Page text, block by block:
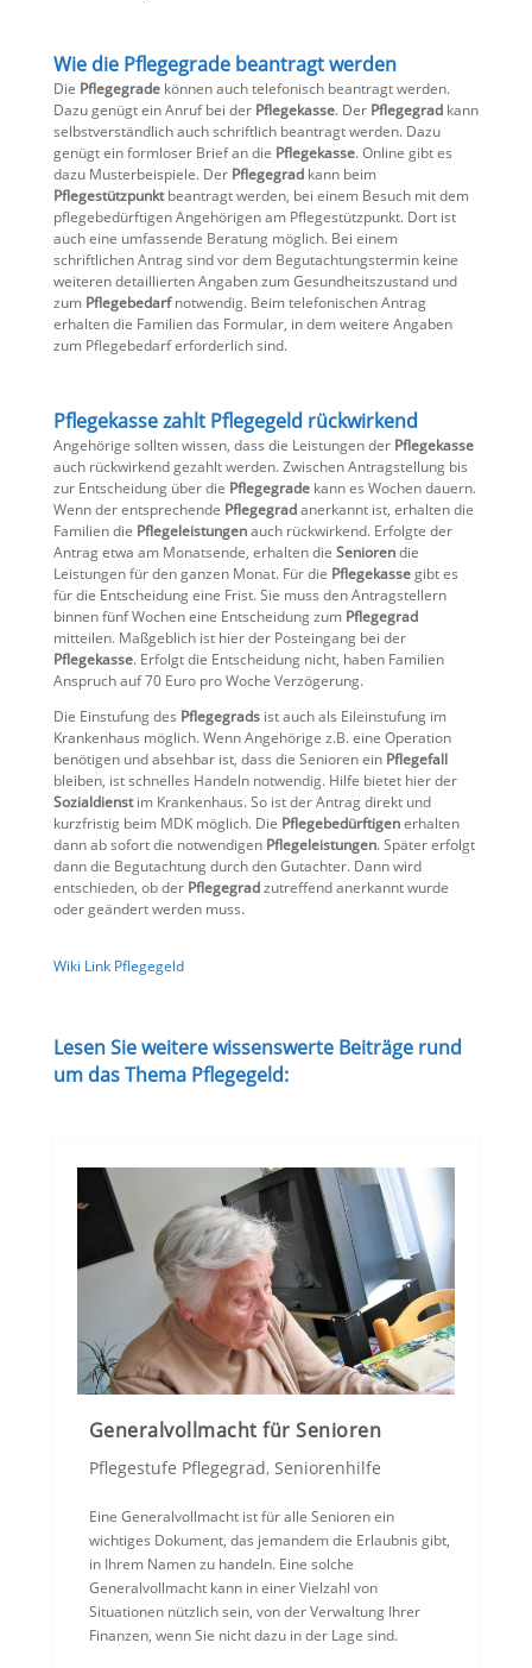
Wie die Pflegegrade beantragt werden
Die Pflegegradekönnen auch telefonisch beantragt werden.
Dazu genügt ein Anruf bei der Pflegekasse. Der Pflegegradkann
selbstverständlich auch schriftlich beantragt werden. Dazu
genügt ein formloser Brief an die Pflegekasse. Online gibt es
dazu Musterbeispiele. Der Pflegegradkann beim
Pflegestützpunktbeantragt werden, bei einem Besuch mit dem
pflegebedürftigen Angehörigen am Pflegestützpunkt. Dort ist
auch eine umfassende Beratung möglich. Bei einem
schriftlichen Antrag sind vor dem Begutachtungstermin keine
weiteren detaillierten Angaben zum Gesundheitszustand und
zum Pflegebedarfnotwendig. Beim telefonischen Antrag
erhalten die Familien das Formular, in dem weitere Angaben
zum Pflegebedarf erforderlich sind.
Pflegekasse zahlt Pflegegeld rückwirkend
Angehörige sollten wissen, dass die Leistungen der Pflegekasse
auch rückwirkend gezahlt werden. Zwischen Antragstellung bis
zur Entscheidung über die Pflegegradekann es Wochen dauern.
Wenn der entsprechende Pflegegradanerkannt ist, erhalten die
Familien die Pflegeleistungenauch rückwirkend. Erfolgte der
Antrag etwa am Monatsende, erhalten die Seniorendie
Leistungen für den ganzen Monat. Für die Pflegekassegibt es
für die Entscheidung eine Frist. Sie muss den Antragstellern
binnen fünf Wochen eine Entscheidung zum Pflegegrad
mitteilen. Maßgeblich ist hier der Posteingang bei der
Pflegekasse. Erfolgt die Entscheidung nicht, haben Familien
Anspruch auf 70 Euro pro Woche Verzögerung.
Die Einstufung des Pflegegradsist auch als Eileinstufung im
Krankenhaus möglich. Wenn Angehörige z.B. eine Operation
benötigen und absehbar ist, dass die Senioren ein Pflegefall
bleiben, ist schnelles Handeln notwendig. Hilfe bietet hier der
Sozialdienstim Krankenhaus. So ist der Antrag direkt und
kurzfristig beim MDK möglich. Die Pflegebedürftigenerhalten
dann ab sofort die notwendigen Pflegeleistungen. Später erfolgt
dann die Begutachtung durch den Gutachter. Dann wird
entschieden, ob der Pflegegradzutreffend anerkannt wurde
oder geändert werden muss.
Wiki Link Pflegegeld
Lesen Sie weitere wissenswerte Beiträge rund
um das Thema Pflegegeld:
Generalvollmacht für Senioren
Pflegestufe Pflegegrad, Seniorenhilfe
Eine Generalvollmacht ist für alle Senioren ein
wichtiges Dokument, das jemandem die Erlaubnis gibt,
in Ihrem Namen zu handeln. Eine solche
Generalvollmacht kann in einer Vielzahl von
Situationen nützlich sein, von der Verwaltung Ihrer
Finanzen, wenn Sie nicht dazu in der Lage sind.